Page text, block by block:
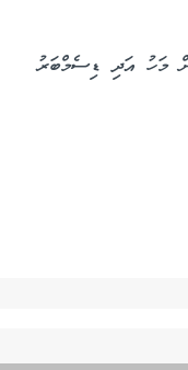
މަހު އަދި ޑިސެމްބަރު